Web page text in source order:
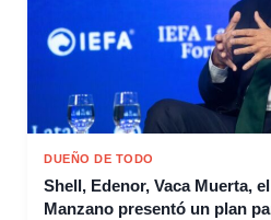
DUEÑO DE TODO
Shell, Edenor, Vaca Muerta,
Manzano presentó un plan